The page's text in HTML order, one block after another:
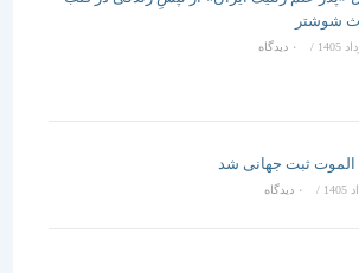
/ ۰ دیدگاه
ثبت جهانی شد
۰ دیدگاه